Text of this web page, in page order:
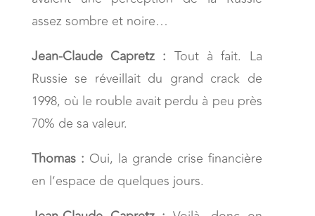
assez sombre et noire…
Jean-Claude Capretz : Tout à fait. La
Russie se réveillait du grand crack de
1998, où le rouble avait perdu à peu près
70% de sa valeur.
Thomas : Oui, la grande crise financière
en l’espace de quelques jours.